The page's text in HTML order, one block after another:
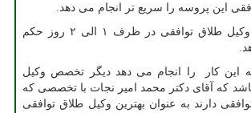
این پروسه را سریع تر انجام می دهد.
حتی ممکن است وکیل طلاق توافقی در ظرف ۱ الی ۲ روز حکم
این کار را انجام می دهد دیگر تخصص وکیل
که آقای دکتر محمد امیر نجات با تخصصی که
دارند به عنوان بهترین وکیل طلاق توافقی